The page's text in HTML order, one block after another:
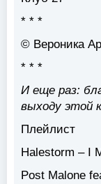
* * *
© Вероника
* * *
И еще раз:
выходу этой
Плейлист
Halestorm – I
Post Malone